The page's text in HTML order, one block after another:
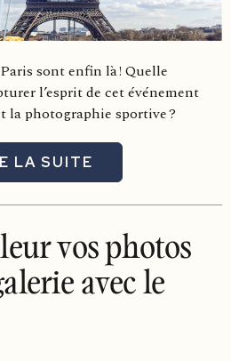
sont enfin là ! Quelle
l’esprit de cet événement
la photographie sportive ?
LA SUITE
vos photos
avec le